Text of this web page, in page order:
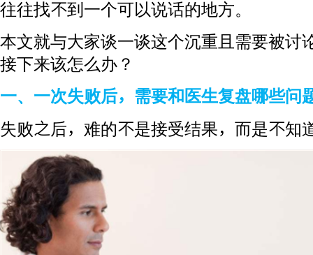
往往找不到一个可以说话的地方。
本文就与大家谈一谈这个沉重且需要被讨
接下来该怎么办？
一、一次失败后，需要和医生复盘哪些问
失败之后，难的不是接受结果，而是不知